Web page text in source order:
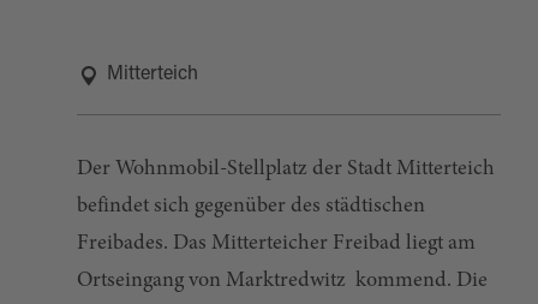
Mitterteich
Der Wohnmobil-Stellplatz der Stadt Mitterteich
befindet sich gegenüber des städtischen
Freibades. Das Mitterteicher Freibad liegt am
Ortseingang von Marktredwitz kommend. Die